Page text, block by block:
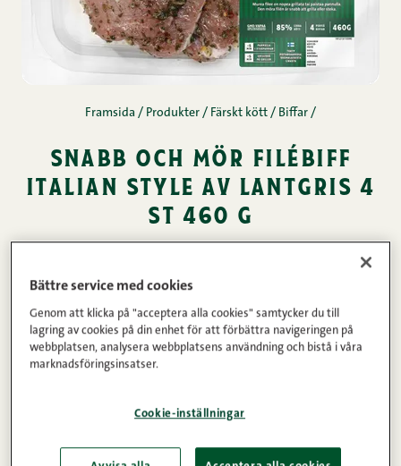
Framsida / Produkter / Färskt kött / Biffar /
snabb och mör filébiff
italian style av lantgris 4
st 460 g
sommarens grillstunder och vardagens enkla
måltider. I Italian style-fileébiffarna möts citron,
vitlök, örter och svartpeppar – rena och
balanserade smaker som passar hela familjen.
ytterfilé av lantgris. De är färdigt mörade, kryddade
och saltade, så du lyckas garanterat enkelt både på
Bättre service med cookies
Genom att klicka på "acceptera alla cookies" samtycker du till
lagring av cookies på din enhet för att förbättra navigeringen på
webbplatsen, analysera webbplatsens användning och bistå i våra
marknadsföringsinsatser.
Cookie-inställningar